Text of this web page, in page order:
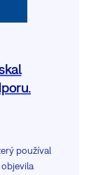
používal